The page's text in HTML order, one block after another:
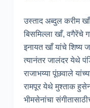
उस्ताद अब्दुल करीम
बिसमिल्ला खाँ, वगैरेंचे
इनायत खाँ यांचे शिष्य
त्यानंतर जालंदर येथे
राजाभय्या पूंछवाले
रामपूर येथे मुश्ताक
भीमसेनांचा